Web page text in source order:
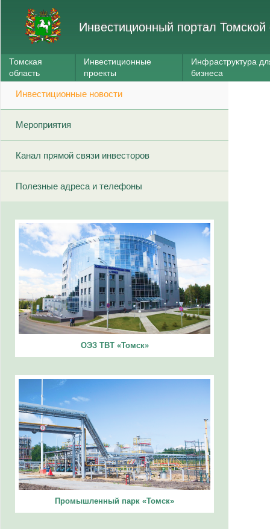
Инвестиционный портал Томской
Томская
область
Инвестиционные
проекты
Инфраструктура
бизнеса
Инвестиционные новости
Мероприятия
Канал прямой связи инвесторов
Полезные адреса и телефоны
ОЭЗ ТВТ «Томск»
Промышленный парк «Томск»